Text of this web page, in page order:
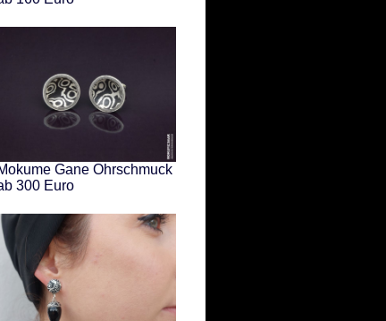
Gane Ohrschmuck
300 Euro